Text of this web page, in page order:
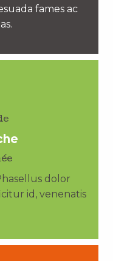
fames ac
dolor
id, venenatis